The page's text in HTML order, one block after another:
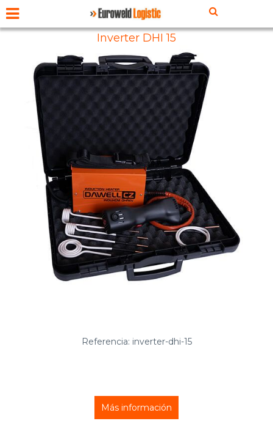
Inverter DHI 15
Referencia: inverter-dhi-15
Más información